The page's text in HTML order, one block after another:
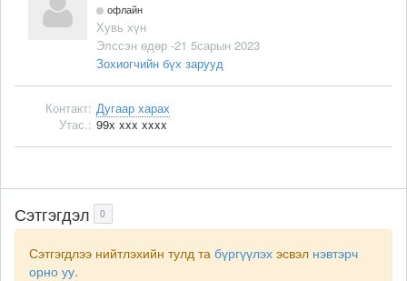
офлайн
Хувь хүн
Элссэн өдөр -21 5сарын 2023
Зохиогчийн бүх зарууд
Контакт: Дугаар харах
Утас.: 99x xxx xxxx
Сэтгэгдэл 0
Сэтгэгдлээ нийтлэхийн тулд та бүргүүлэх эсвэл нэвтэрч
орно уу.